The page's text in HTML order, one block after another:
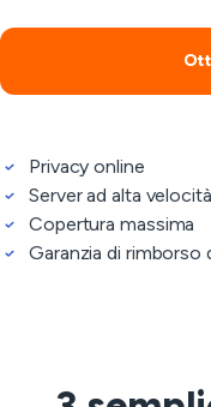
Privacy online
Server ad alta velocità
Copertura massima
Garanzia di rimborso